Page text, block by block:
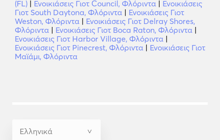
(FL) | Ενοικιάσεις Γιοτ Council, Φλόριντα | Ενοικιάσεις
Γιοτ South Daytona, Φλόριντα | Ενοικιάσεις Γιοτ
Weston, Φλόριντα | Ενοικιάσεις Γιοτ Delray Shores,
Φλόριντα | Ενοικιάσεις Γιοτ Boca Raton, Φλόριντα |
Ενοικιάσεις Γιοτ Harbor Village, Φλόριντα |
Ενοικιάσεις Γιοτ Pinecrest, Φλόριντα | Ενοικιάσεις Γιοτ
Μαϊάμι, Φλόριντα